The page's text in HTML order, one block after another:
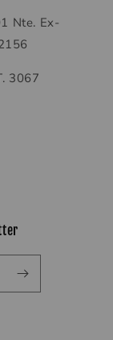
Nte. Ex-
3067